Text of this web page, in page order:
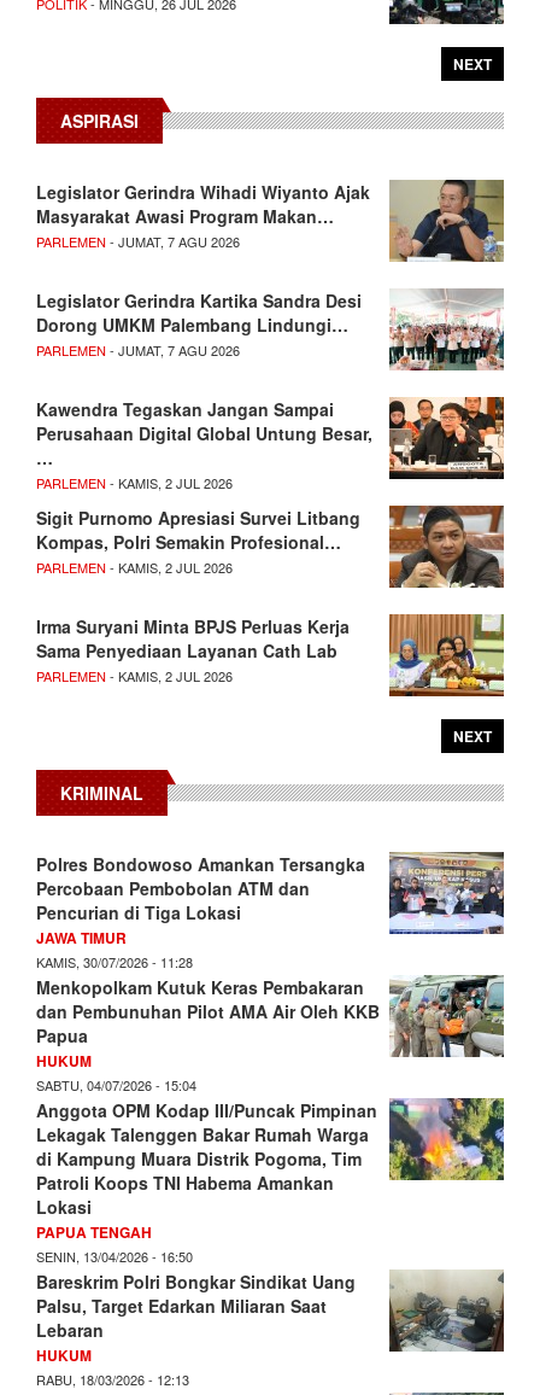
NEXT
ASPIRASI
Legislator Gerindra Wihadi Wiyanto Ajak
Masyarakat Awasi Program Makan…
PARLEMEN - JUMAT, 7 AGU 2026
Legislator Gerindra Kartika Sandra Desi
Dorong UMKM Palembang Lindungi…
PARLEMEN - JUMAT, 7 AGU 2026
Kawendra Tegaskan Jangan Sampai
Perusahaan Digital Global Untung Besar,
…
PARLEMEN - KAMIS, 2 JUL 2026
Sigit Purnomo Apresiasi Survei Litbang
Kompas, Polri Semakin Profesional…
PARLEMEN - KAMIS, 2 JUL 2026
Irma Suryani Minta BPJS Perluas Kerja
Sama Penyediaan Layanan Cath Lab
PARLEMEN - KAMIS, 2 JUL 2026
NEXT
KRIMINAL
Polres Bondowoso Amankan Tersangka
Percobaan Pembobolan ATM dan
Pencurian di Tiga Lokasi
JAWA TIMUR
KAMIS, 30/07/2026 - 11:28
Menkopolkam Kutuk Keras Pembakaran
dan Pembunuhan Pilot AMA Air Oleh KKB
Papua
HUKUM
SABTU, 04/07/2026 - 15:04
Anggota OPM Kodap III/Puncak Pimpinan
Lekagak Talenggen Bakar Rumah Warga
di Kampung Muara Distrik Pogoma, Tim
Patroli Koops TNI Habema Amankan
Lokasi
PAPUA TENGAH
SENIN, 13/04/2026 - 16:50
Bareskrim Polri Bongkar Sindikat Uang
Palsu, Target Edarkan Miliaran Saat
Lebaran
HUKUM
RABU, 18/03/2026 - 12:13